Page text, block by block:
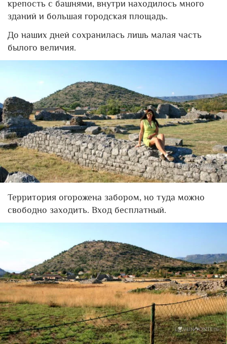
крепость с башнями, внутри находилось много
зданий и большая городская площадь.
До наших дней сохранилась лишь малая часть
былого величия.
Территория огорожена забором, но туда можно
свободно заходить. Вход бесплатный.